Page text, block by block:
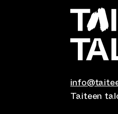
Taiteen